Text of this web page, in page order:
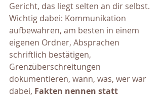
Gericht, das liegt selten an dir selbst.
Wichtig dabei: Kommunikation
aufbewahren, am besten in einem
eigenen Ordner, Absprachen
schriftlich bestätigen,
Grenzüberschreitungen
dokumentieren, wann, was, wer war
dabei, Fakten nennen statt